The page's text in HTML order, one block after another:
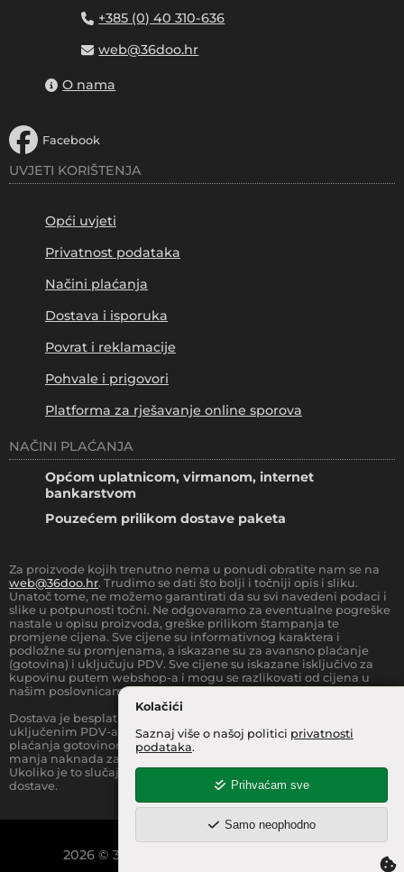
Kolačići
Saznaj više o našoj politici privatnosti
podataka.
Prihvaćam sve
Samo neophodno
+385 (0) 40 310-636
web@36doo.hr
O nama
Facebook
UVJETI KORIŠTENJA
Opći uvjeti
Privatnost podataka
Načini plaćanja
Dostava i isporuka
Povrat i reklamacije
Pohvale i prigovori
Platforma za rješavanje online sporova
NAČINI PLAĆANJA
Općom uplatnicom, virmanom, internet
bankarstvom
Pouzećem prilikom dostave paketa
Za proizvode kojih trenutno nema u ponudi obratite nam se na
web@36doo.hr. Trudimo se dati što bolji i točniji opis i sliku.
Unatoč tome, ne možemo garantirati da su svi navedeni podaci i
slike u potpunosti točni. Ne odgovaramo za eventualne pogreške
nastale u opisu proizvoda, greške prilikom štampanja te
promjene cijena. Sve cijene su informativnog karaktera i
podložne su promjenama, a iskazane su za avansno plaćanje
(gotovina) i uključuju PDV. Sve cijene su iskazane isključivo za
kupovinu putem webshop-a i mogu se razlikovati od cijena u
našim poslovnicama.
Dostava je besplatna za sve narudžbe iznad
uključenim PDV-a) za Zonu 1 (cijela RH, osim otoka).Prilikom
plaćanja gotovinom pri dostavi robe na kućnu adresu, moguća je
manja naknada za rad sa gotovinom na strani dostavne službe.
Ukoliko je to slučaj, to je jasno označeno pri samom iznosu
dostave.
2026© 36 INFO d.o.o.